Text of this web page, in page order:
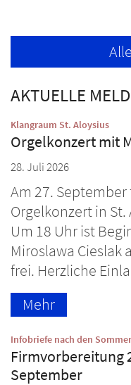
AKTUELLE
Klangraum St. Aloysius:
Orgelkonzert mit
28. Juli 2026
Am 27.
Orgelkonzert in
Um 18 Uhr ist
Miroslawa Cieslak
frei. Herzliche
Mehr
Infobriefe nach den
Firmvorbereitung
September